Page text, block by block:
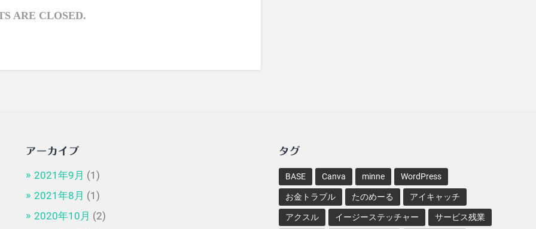
ARE CLOSED.
アーカイブ
2021年9月 (1)
2021年8月 (1)
2020年10月 (2)
タグ
BASE Canva minne WordPress
お金トラブル たのめーる アイキャッチ
アクスル イージーステッチャー サービス残業